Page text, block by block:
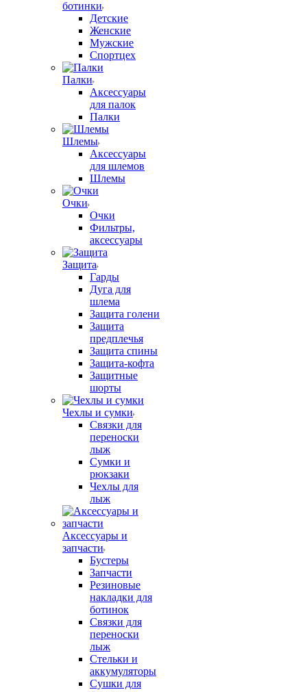
ботинки
Детские
Женские
Мужские
Спортцех
Палки
Аксессуары
для палок
Палки
Шлемы
Аксессуары
для шлемов
Шлемы
Очки
Очки
Фильтры,
аксессуары
Защита
Гарды
Дуга для
шлема
Защита голени
Защита
предплечья
Защита спины
Защита-кофта
Защитные
шорты
Чехлы и сумки
Связки для
переноски
лыж
Сумки и
рюкзаки
Чехлы для
лыж
Аксессуары и
запчасти
Бустеры
Запчасти
Резиновые
накладки для
ботинок
Связки для
переноски
лыж
Стельки и
аккумуляторы
Сушки для